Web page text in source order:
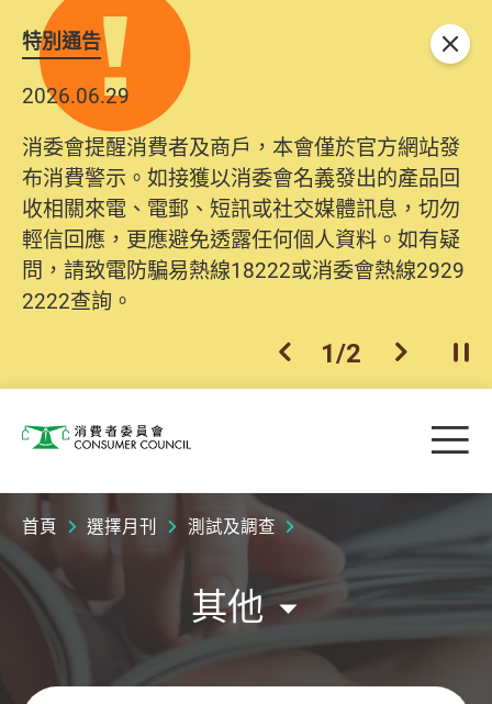
特別通告
2026.06.29
消委會提醒消費者及商戶，本會僅於官方網站發
布消費警示。如接獲以消委會名義發出的產品回
收相關來電、電郵、短訊或社交媒體訊息，切勿
輕信回應，更應避免透露任何個人資料。如有疑
問，請致電防騙易熱線18222或消委會熱線2929
2222查詢。
上一個
1/2 下一個開
關閉
消費者委員會 目
首頁 選擇月刊 測試及調查
其他